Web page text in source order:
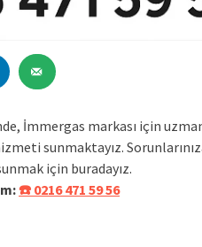
İmmergas markası için
sunmaktayız.
için buradayız.
☎️ 0216 471 59 56